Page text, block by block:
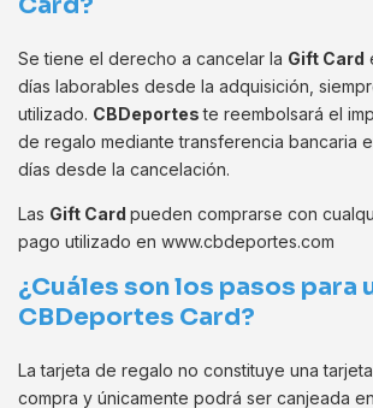
Se tiene el derecho a cancelar la Gift Card
días laborables desde la adquisición,
utilizado. CBDeporteste reembolsará el
de regalo mediante transferencia bancaria
días desde la cancelación.
Las Gift Card pueden comprarse con
pago utilizado en www.cbdeportes.com
¿Cuáles son los pasos para
CBDeportes Card?
La tarjeta de regalo no constituye una
compra y únicamente podrá ser canjeada